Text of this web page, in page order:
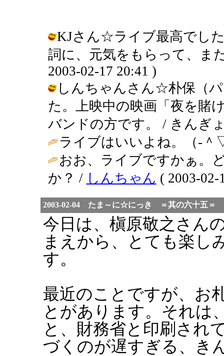
KJさん☆ライブ最高でし
詞に、元気をもらって、ま
2003-02-17 20:41 )
しんちゃんさん☆朴保（
た。上映中の映画「夜を賭
バンドの方です。 / きんぎ
ライブはいいよね。（‐
おお、ライブですかぁ。
か？ / しんちゃん ( 2003-02-
2003-02-04 たま～に☆にっき ＝其の六十五＝
今日は、槇原敬之さん
まえから、とても楽し
す。
最近のことですが、お
とがあります。それは
と、財務省と印刷され
づくのが遅すぎる、き